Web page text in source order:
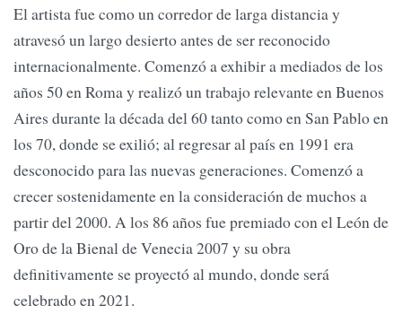
El artista fue como un corredor de larga distancia y
atravesó un largo desierto antes de ser reconocido
internacionalmente. Comenzó a exhibir a mediados de los
años 50 en Roma y realizó un trabajo relevante en Buenos
Aires durante la década del 60 tanto como en San Pablo en
los 70, donde se exilió; al regresar al país en 1991 era
desconocido para las nuevas generaciones. Comenzó a
crecer sostenidamente en la consideración de muchos a
partir del 2000. A los 86 años fue premiado con el León de
Oro de la Bienal de Venecia 2007 y su obra
definitivamente se proyectó al mundo, donde será
celebrado en 2021.